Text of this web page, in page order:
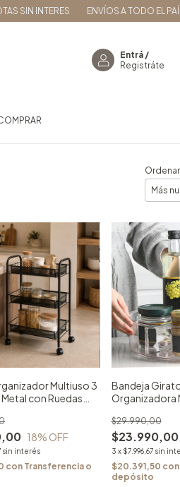
ENVÍOS A TODO EL PAÍS
Entrá /
Registráte
Multiuso 3
con Ruedas
18% OFF
sin interés
con Transferencia o
Bandeja
Organizadora
$23.990,00
$29.990,00
3 x $7.996,67 sin
$20.391,50 con
depósito